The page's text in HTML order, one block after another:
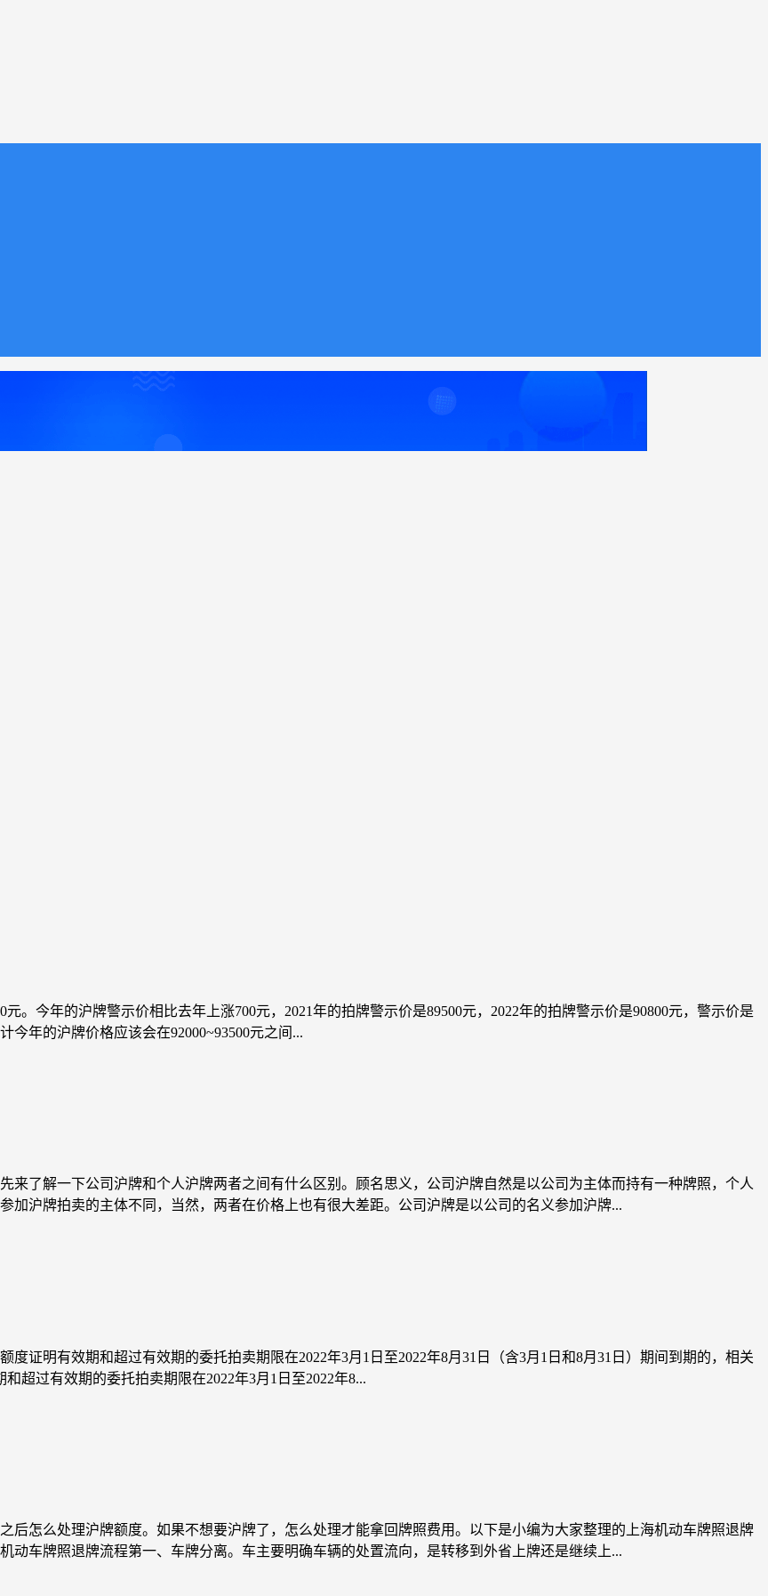
。今年的沪牌警示价相比去年上涨700元，2021年的拍牌警示价是89500元，2022年的拍牌警示价是90800元，警示价是
年的沪牌价格应该会在92000~93500元之间...
来了解一下公司沪牌和个人沪牌两者之间有什么区别。顾名思义，公司沪牌自然是以公司为主体而持有一种牌照，个人
加沪牌拍卖的主体不同，当然，两者在价格上也有很大差距。公司沪牌是以公司的名义参加沪牌...
证明有效期和超过有效期的委托拍卖期限在2022年3月1日至2022年8月31日（含3月1日和8月31日）期间到期的，相关
超过有效期的委托拍卖期限在2022年3月1日至2022年8...
后怎么处理沪牌额度。如果不想要沪牌了，怎么处理才能拿回牌照费用。以下是小编为大家整理的上海机动车牌照退牌
动车牌照退牌流程第一、车牌分离。车主要明确车辆的处置流向，是转移到外省上牌还是继续上...